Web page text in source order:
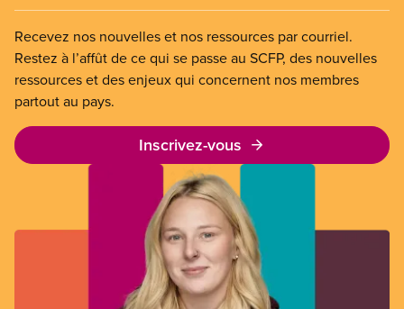
Recevez nos nouvelles et nos ressources par courriel.
Restez à l’affût de ce qui se passe au SCFP, des nouvelles
ressources et des enjeux qui concernent nos membres
partout au pays.
Inscrivez-vous